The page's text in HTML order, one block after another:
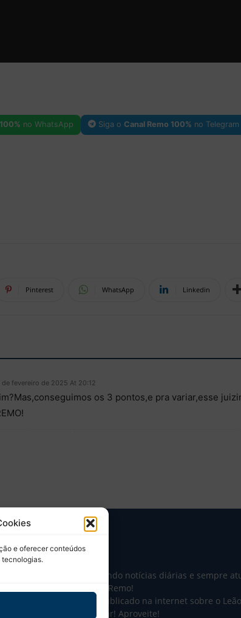
e oferecer conteúdos
tecnologias.
no WhatsApp Siga o Canal Remo 100% no Telegram
Pinterest WhatsApp Linkedin
de fevereiro de 2025 At 20:12
os 3 pontos,e pra variar,esse
SOBRE NÓS
Desde 2004 trazendo notícias diárias e sempre
sobre o Clube do Remo!
Tudo o que sai publicado na internet sobre o
em um único lugar! Aproveite!